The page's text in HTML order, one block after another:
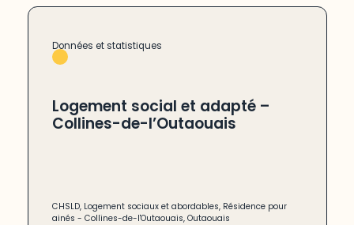
Données et statistiques
Logement social et adapté –
Collines-de-l’Outaouais
CHSLD, Logement sociaux et abordables, Résidence pour
ainés -Collines-de-l'Outaouais,Outaouais